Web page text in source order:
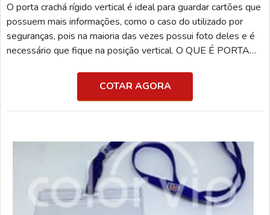
O porta crachá rígido vertical é ideal para guardar cartões que
possuem mais informações, como o caso do utilizado por
seguranças, pois na maioria das vezes possui foto deles e é
necessário que fique na posição vertical. O QUE É PORTA
adotando o de crachá com todos, sendo assim, o uso do
utilizado por diferentes segmentos. O material utilizado para
COTAR AGORA